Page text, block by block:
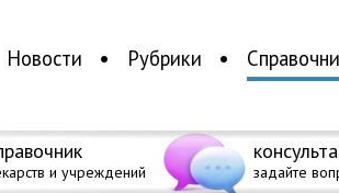
Новости Рубрики
и учреждений задайте